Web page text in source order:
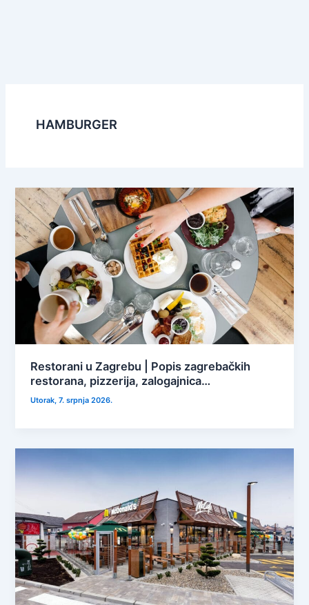
HAMBURGER
Restorani u Zagrebu | Popis zagrebačkih
restorana, pizzerija, zalogajnica…
Utorak, 7. srpnja 2026.